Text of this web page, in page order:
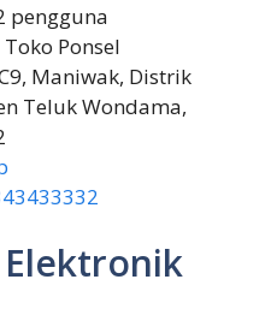
pengguna
Toko Ponsel
Maniwak, Distrik
Teluk Wondama,